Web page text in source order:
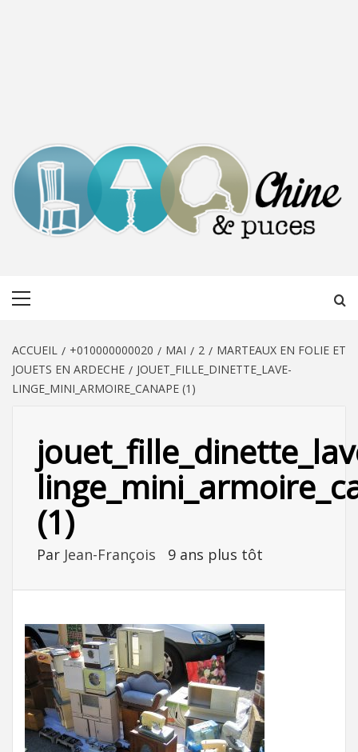
ACCUEIL +010000000020 MAI 2
MARTEAUX EN FOLIE ET
JOUETS EN ARDECHE
JOUET_FILLE_DINETTE_LAVE-
LINGE_MINI_ARMOIRE_CANAPE (1)
(1)
Par Jean-François 9 ans plus tôt